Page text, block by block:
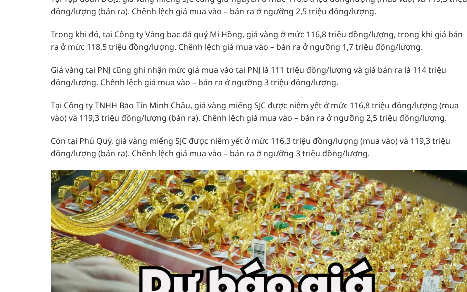
đồng/lượng (bán ra). Chênh lệch giá mua vào – bán ra ở ngưỡng 2,5 triệu đồng/lượng.
Trong khi đó, tại Công ty Vàng bạc đá quý Mi Hồng, giá vàng ở mức 116,8 triệu đồng/lượng, trong khi giá bán
ra ở mức 118,5 triệu đồng/lượng. Chênh lệch giá mua vào – bán ra ở ngưỡng 1,7 triệu đồng/lượng.
Giá vàng tại PNJ cũng ghi nhận mức giá mua vào tại PNJ là 111 triệu đồng/lượng và giá bán ra là 114 triệu
đồng/lượng. Chênh lệch giá mua vào – bán ra ở ngưỡng 3 triệu đồng/lượng.
Tại Công ty TNHH Bảo Tín Minh Châu, giá vàng miếng SJC được niêm yết ở mức 116,8 triệu đồng/lượng (mua
vào) và 119,3 triệu đồng/lượng (bán ra). Chênh lệch giá mua vào – bán ra ở ngưỡng 2,5 triệu đồng/lượng.
Còn tại Phú Quý, giá vàng miếng SJC được niêm yết ở mức 116,3 triệu đồng/lượng (mua vào) và 119,3 triệu
đồng/lượng (bán ra). Chênh lệch giá mua vào – bán ra ở ngưỡng 3 triệu đồng/lượng.